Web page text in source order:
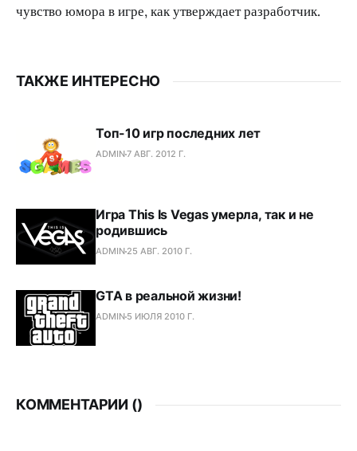
чувство юмора в игре, как утверждает разработчик.
ТАКЖЕ ИНТЕРЕСНО
Топ-10 игр последних лет
ADMIN7 АВГ. 2012 Г.
Игра This Is Vegas умерла, так и не
родившись
ADMIN 25 АВГ. 2010 Г.
GTA в реальной жизни!
ADMIN 5 ИЮЛЯ 2010 Г.
КОММЕНТАРИИ ()